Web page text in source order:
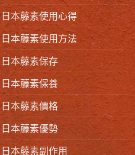
日本藤素使用心得
日本藤素使用方法
日本藤素保存
日本藤素保養
日本藤素價格
日本藤素優勢
日本藤素副作用